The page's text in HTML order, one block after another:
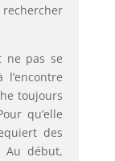
ne pas se
toujours
qu’elle
des
début,